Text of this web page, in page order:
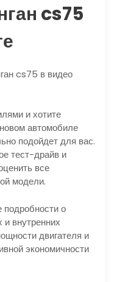
cs75
и хотите
автомобиле
подойдет для вас.
тест-драйв и
все
модели.
о
и внутренних
двигателя и
экономичности